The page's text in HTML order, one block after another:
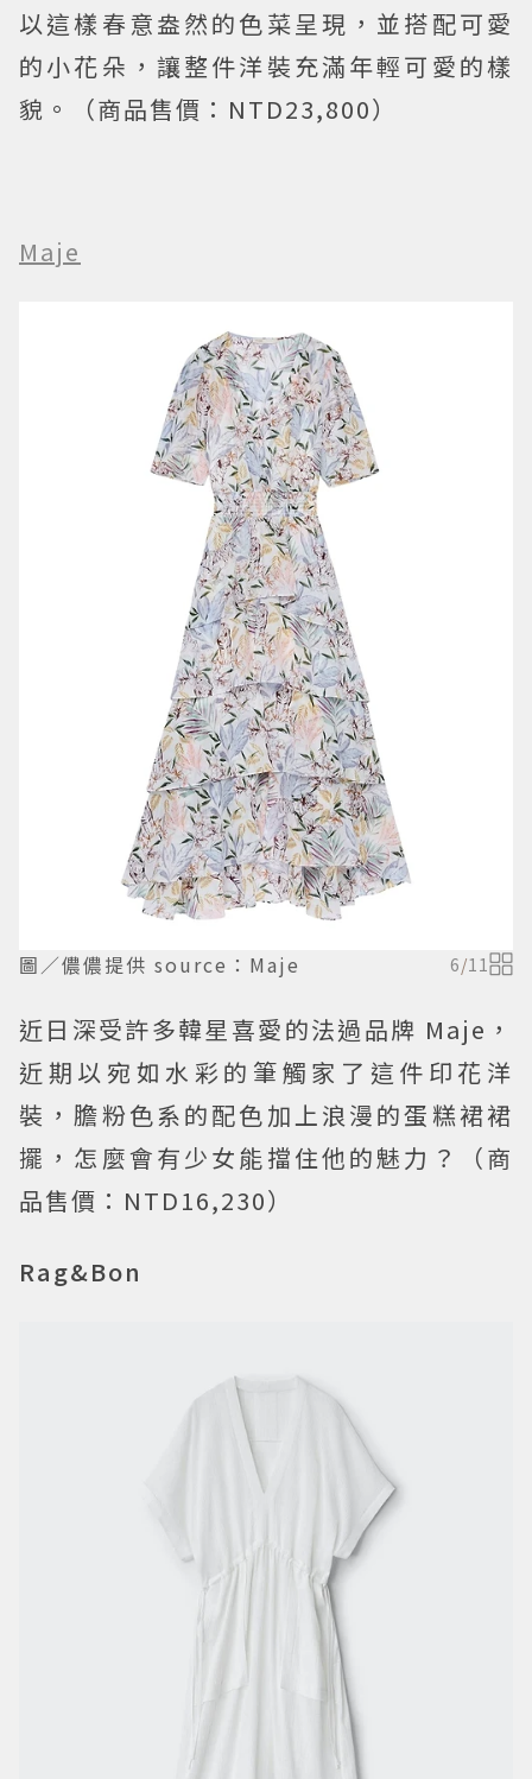
以這樣春意盎然的色菜呈現，並搭配可愛
的小花朵，讓整件洋裝充滿年輕可愛的樣
貌。（商品售價：NTD23,800）
Maje
圖／儂儂提供 source：Maje 6/11
近日深受許多韓星喜愛的法過品牌 Maje，
近期以宛如水彩的筆觸家了這件印花洋
裝，膽粉色系的配色加上浪漫的蛋糕裙裙
擺，怎麼會有少女能擋住他的魅力？（商
品售價：NTD16,230）
Rag&Bon